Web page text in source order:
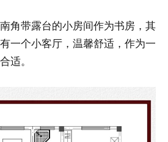
角带露台的小房间作为书房，其
一个小客厅，温馨舒适，作为一
适。